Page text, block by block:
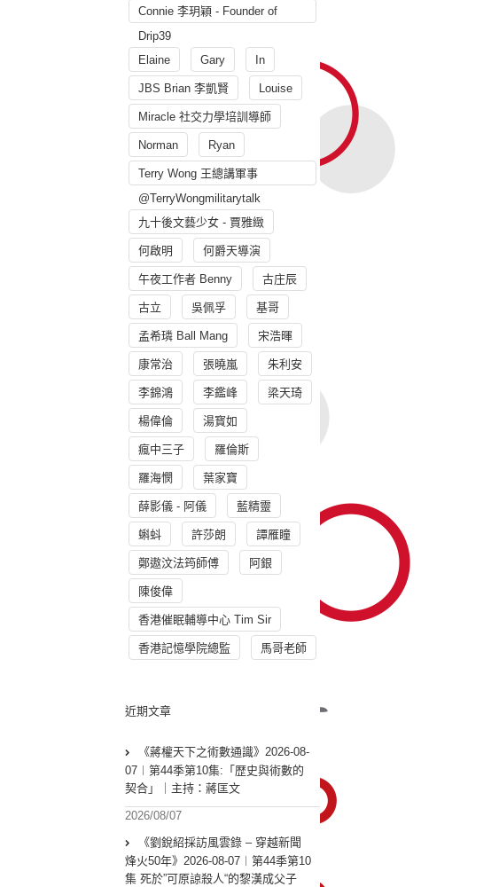
Connie 李玥穎 - Founder of
Drip39
Elaine
Gary In
JBS Brian 李凱賢 Louise
Miracle 社交力學培訓導師
Norman Ryan
Terry Wong 王總講軍事
@TerryWongmilitarytalk
九十後文藝少女 - 賈雅緻
何啟明 何爵天導演
午夜工作者 Benny 古庄辰
古立 吳佩孚 基哥
孟希璘 Ball Mang 宋浩暉
康常治 張曉嵐 朱利安
李錦鴻 李鑑峰 梁天琦
楊偉倫 湯寳如
瘋中三子 羅倫斯
羅海憫 葉家寶
薛影儀 - 阿儀 藍精靈
蝌蚪 許莎朗 譚雁瞳
鄭遨汶法筠師傅 阿銀
陳俊偉
香港催眠輔導中心 Tim Sir
香港記憶學院總監 馬哥老師
近期文章
《蔣權天下之術數通識》2026-08-
07︱第44季第10集:「歴史與術數的
契合」｜主持：蔣匡文
2026/08/07
《劉銳紹採訪風雲錄 – 穿越新聞
烽火50年》2026-08-07︱第44季第10
集 死於”可原諒殺人“的黎漢成父子